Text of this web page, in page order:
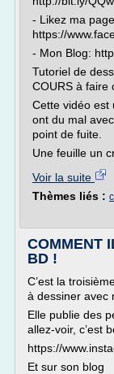
- Likez ma
https://
- Mon Blog:
Tutoriel de
COURS à faire
Cette vidéo est
ont du mal
point de fuite.
Une feuille un
Voir la suite
Thèmes liés :
COMMENT
BD !
C’est la
à dessiner avec
Elle publie des
allez-voir, c’est
https://
Et sur son blog